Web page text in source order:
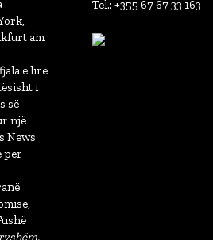
am
e lirë
i
së
një
News
për
Tel.: +355 67 67 33 163